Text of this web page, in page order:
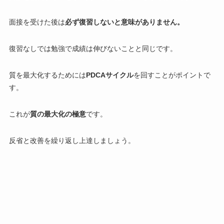
面接を受けた後は必ず復習しないと意味がありません。
復習なしでは勉強で成績は伸びないことと同じです。
質を最大化するためにはPDCAサイクルを回すことがポイントで
す。
これが質の最大化の極意です。
反省と改善を繰り返し上達しましょう。